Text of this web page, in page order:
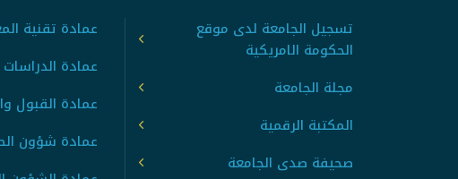
تسجيل الجامعة لدى موقع
الحكومة الامريكية
مجلة الجامعة
المكتبة الرقمية
صحيفة صدى الجامعة
عمادة تقنية
عمادة الدراسات
عمادة القبول
عمادة شؤون